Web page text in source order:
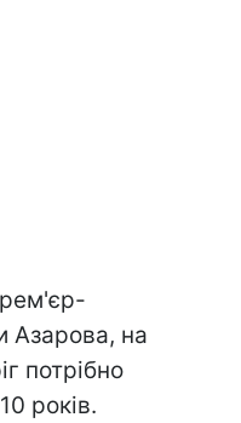
Азарова, на
потрібно
років.